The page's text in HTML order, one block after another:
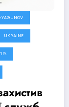
YAGUNOV
UKRAINE